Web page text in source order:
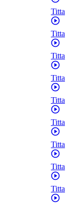
Titta
Titta
Titta
Titta
Titta
Titta
Titta
Titta
Titta